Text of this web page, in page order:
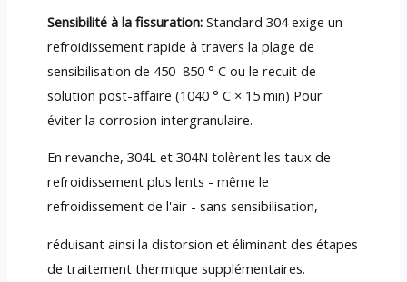
Sensibilité à la fissuration:Standard 304 exige un
refroidissement rapide à travers la plage de
sensibilisation de 450–850 ° C ou le recuit de
solution post-affaire (1040 ° C × 15 min) Pour
éviter la corrosion intergranulaire.
En revanche, 304L et 304N tolèrent les taux de
refroidissement plus lents - même le
refroidissement de l'air - sans sensibilisation,
réduisant ainsi la distorsion et éliminant des étapes
de traitement thermique supplémentaires.